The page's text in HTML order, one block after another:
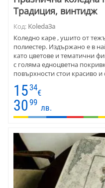
Традиция, винтидж
Код: Koleda3a
Коледно каре , ушито от
полиестер. Издържано е в
като цветове и тематични
с голяма едноцветна
повърхности стои красиво
прекрасен подарък за
именните дни през зимата.
15 34
€
3099
лв.